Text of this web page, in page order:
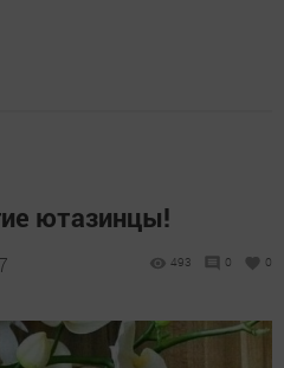
ютазинцы!
493 0 0